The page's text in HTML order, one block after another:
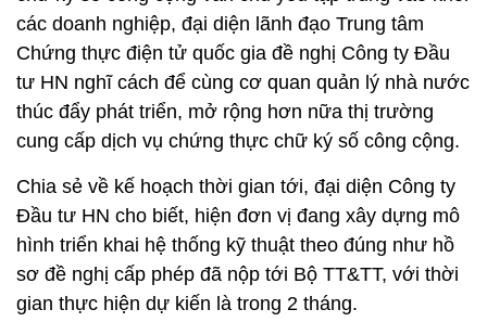
các doanh nghiệp, đại diện lãnh đạo Trung tâm
Chứng thực điện tử quốc gia đề nghị Công ty Đầu
tư HN nghĩ cách để cùng cơ quan quản lý nhà nước
thúc đẩy phát triển, mở rộng hơn nữa thị trường
cung cấp dịch vụ chứng thực chữ ký số công cộng.
Chia sẻ về kế hoạch thời gian tới, đại diện Công ty
Đầu tư HN cho biết, hiện đơn vị đang xây dựng mô
hình triển khai hệ thống kỹ thuật theo đúng như hồ
sơ đề nghị cấp phép đã nộp tới Bộ TT&TT, với thời
gian thực hiện dự kiến là trong 2 tháng.